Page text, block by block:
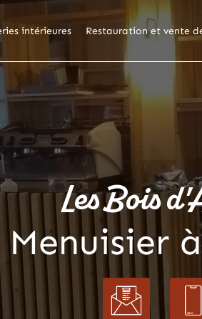
intérieures Restauration et vente
Les Bois
Menuisier